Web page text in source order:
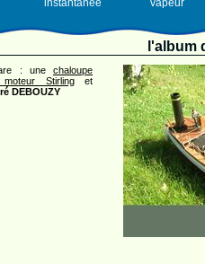
instantanée
vapeur
l'album
: une chaloupe
Stirlinget
DEBOUZY